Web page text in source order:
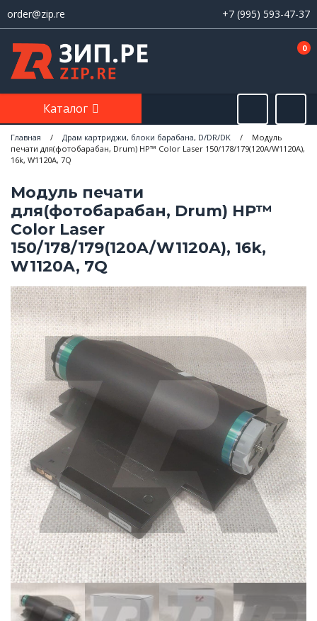
order@zip.re +7 (995) 593-47-37
0
Каталог
Главная / Драм картриджи, блоки барабана, D/DR/DK /
Модуль
печати для(фотобарабан, Drum) HP™ Color Laser 150/178/179(120A/W1120A),
16k, W1120A, 7Q
Модуль печати
для(фотобарабан, Drum) HP™
Color Laser
150/178/179(120A/W1120A), 16k,
W1120A, 7Q